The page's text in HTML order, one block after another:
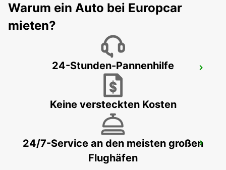
ANGERS - FRANCE
THOUARS
NANTES OST
Warum ein Auto bei Europcar
mieten?
24-Stunden-Pannenhilfe
Keine versteckten Kosten
24/7-Service an den meisten großen
Flughäfen